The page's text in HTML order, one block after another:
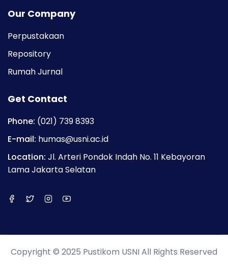
Our Company
Perpustakaan
Repository
Rumah Jurnal
Get Contact
Phone: (021) 739 8393
E-mail: humas@usni.ac.id
Location: Jl. Arteri Pondok Indah No. 11 Kebayoran
Lama Jakarta Selatan
Copyright © 2025 Pustikom USNI All Rights Reserved